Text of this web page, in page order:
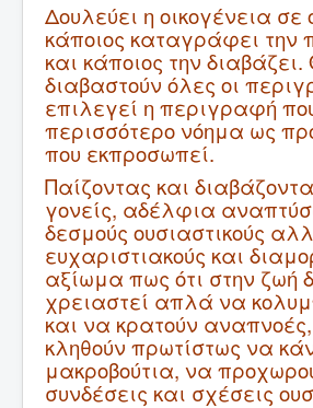
Δουλεύει η οικογένεια σε
κάποιος καταγράφει την
και κάποιος την
διαβαστούν όλες οι
επιλεγεί η περιγραφή
περισσότερο νόημα ως
που εκπροσωπεί.
Παίζοντας και
γονείς, αδέλφια
δεσμούς ουσιαστικούς
ευχαριστιακούς και
αξίωμα πως ότι στην ζωή
χρειαστεί απλά να
και να κρατούν
κληθούν πρωτίστως να
μακροβούτια, να
συνδέσεις και σχέσεις